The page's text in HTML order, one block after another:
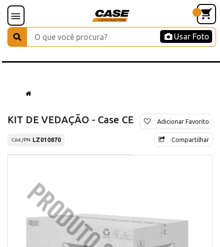
Usar Foto
KIT DE VEDAÇÃO - Case CE
Cód./PN LZ010870
Adicionar Favorito
Compartilhar